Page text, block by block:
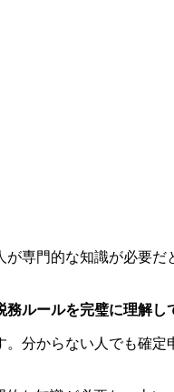
専門的な知識が必要
務ルールを完璧に理解し
分からない人でも確